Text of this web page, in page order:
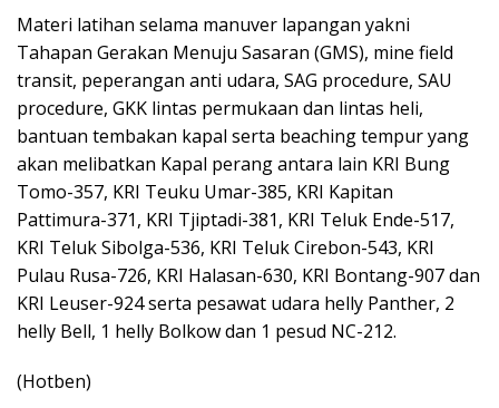
Materi latihan selama manuver lapangan yakni
Tahapan Gerakan Menuju Sasaran (GMS), mine field
transit, peperangan anti udara, SAG procedure, SAU
procedure, GKK lintas permukaan dan lintas heli,
bantuan tembakan kapal serta beaching tempur yang
akan melibatkan Kapal perang antara lain KRI Bung
Tomo-357, KRI Teuku Umar-385, KRI Kapitan
Pattimura-371, KRI Tjiptadi-381, KRI Teluk Ende-517,
KRI Teluk Sibolga-536, KRI Teluk Cirebon-543, KRI
Pulau Rusa-726, KRI Halasan-630, KRI Bontang-907 dan
KRI Leuser-924 serta pesawat udara helly Panther, 2
helly Bell, 1 helly Bolkow dan 1 pesud NC-212.
(Hotben)